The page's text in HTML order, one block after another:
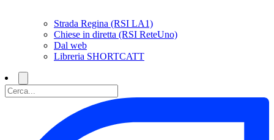
Strada Regina (RSI LA1)
Chiese in diretta (RSI ReteUno)
Dal web
Libreria SHORTCATT